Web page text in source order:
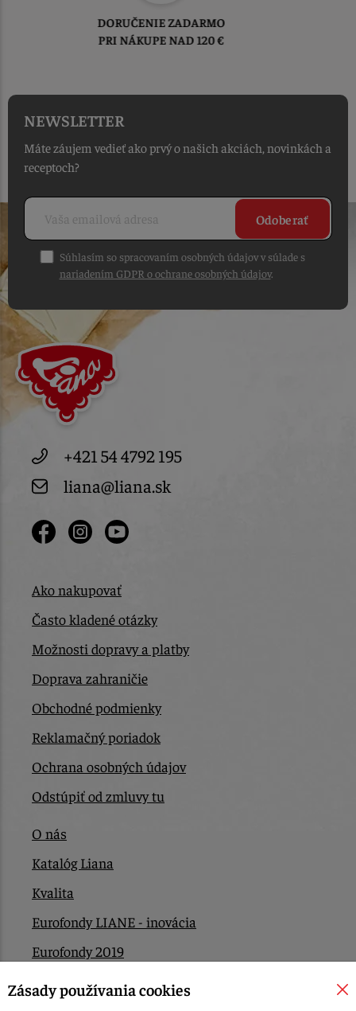
TOVAR ODOSIELAME
DO 1-2 PRACOVNÝCH DNÍ
NEWSLETTER
Máte záujem vedieť ako prvý o našich akciách, novinkách a
receptoch?
Odoberať
Súhlasím so spracovaním osobných údajov v súlade s
nariadením GDPR o ochrane osobných údajov.
+421 54 4792 195
liana@liana.sk
Ako nakupovať
Často kladené otázky
Možnosti dopravy a platby
Doprava zahraničie
Obchodné podmienky
Reklamačný poriadok
Ochrana osobných údajov
Odstúpiť od zmluvy tu
O nás
Katalóg Liana
Kvalita
Eurofondy LIANE - inovácia
Eurofondy 2019
Eurofondy 2022/2023
Zásady používania cookies